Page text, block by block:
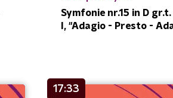
Symfonie nr.15 in D gr.t.
I, "Adagio - Presto -
17:33